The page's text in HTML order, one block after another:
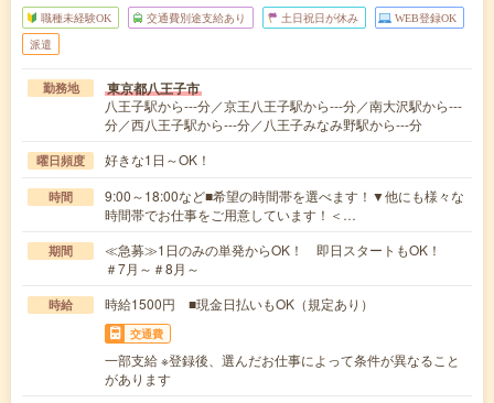
職種未経験OK 交通費別途支給あり 土日祝日が休み WEB登録OK
派遣
勤務地 東京都八王子市
八王子駅から---分／京王八王子駅から---分／南大沢駅から---
分／西八王子駅から---分／八王子みなみ野駅から---分
曜日頻度 好きな1日～OK！
時間
9:00～18:00など■希望の時間帯を選べます！▼他にも様々な
時間帯でお仕事をご用意しています！＜…
期間
≪急募≫1日のみの単発からOK！ 即日スタートもOK！
＃7月～＃8月～
時給 時給1500円 ■現金日払いもOK（規定あり）
交通費
一部支給 ※登録後、選んだお仕事によって条件が異なること
があります